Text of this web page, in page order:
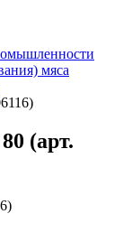
мяса
(арт.